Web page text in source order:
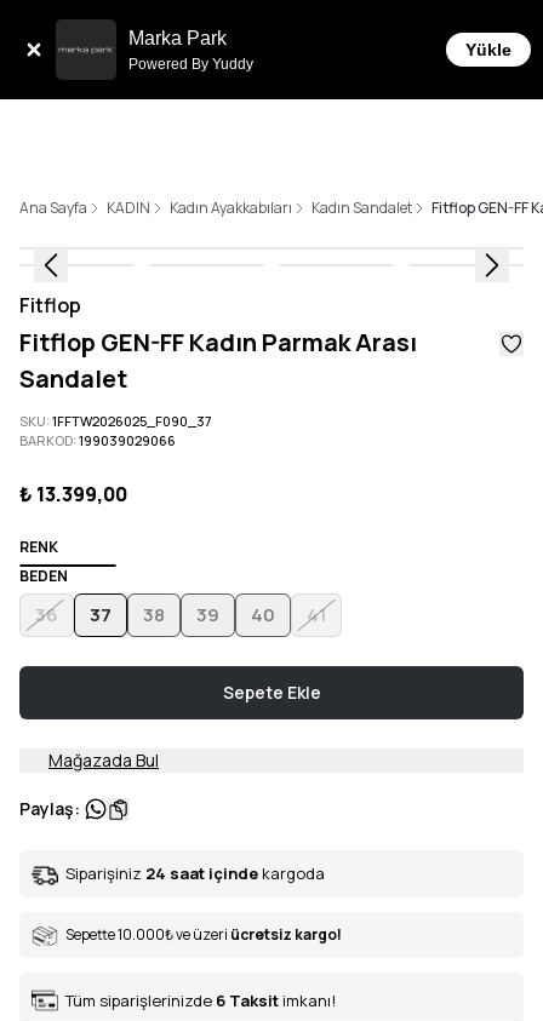
Marka Park
Powered By Yuddy
Yükle
Ana Sayfa KADIN Kadın Ayakkabıları Kadın Sandalet Fitflop GEN-FF
Fitflop
Fitflop GEN-FF Kadın Parmak Arası
Sandalet
SKU:1FFTW2026025_F090_37
BARKOD:199039029066
₺ 13.399,00
RENK
BEDEN
36 37 38 39 40 41
Sepete Ekle
Mağazada Bul
Paylaş:
Siparişiniz 24 saat içinde kargoda
Sepette 10.000₺ve üzeri ücretsiz kargo!
Tüm siparişlerinizde 6 Taksit imkanı!